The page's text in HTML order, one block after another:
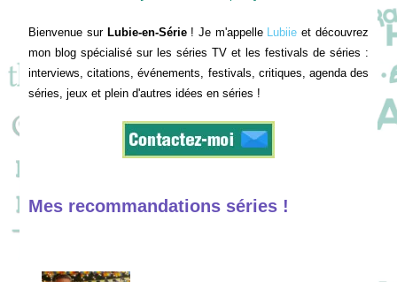
Bienvenue sur Lubie-en-Série! Je m'appelle Lubiie et découvrez
mon blog spécialisé sur les séries TV et les festivals de séries :
interviews, citations, événements, festivals, critiques, agenda des
séries, jeux et plein d'autres idées en séries !
Mes recommandations séries !